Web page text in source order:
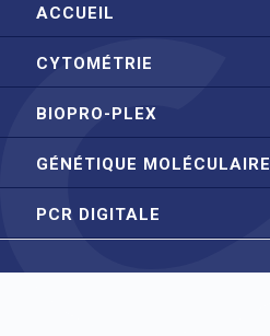
ACCUEIL
CYTOMÉTRIE
BIOPRO-PLEX
GÉNÉTIQUE MOLÉCULAIRE
PCR DIGITALE